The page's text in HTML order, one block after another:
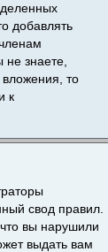
добавлять
знаете,
то
к
свод правил.
вы нарушили
выдать вам